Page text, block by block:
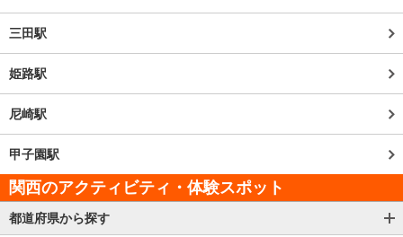
三田駅
姫路駅
尼崎駅
甲子園駅
関西のアクティビティ・体験スポット
都道府県から探す